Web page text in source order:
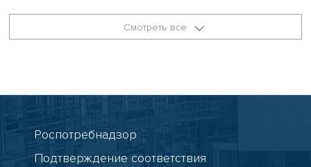
Смотреть все
Роспотребнадзор
Подтверждение соответствия